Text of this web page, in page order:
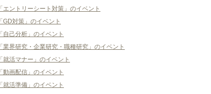
「エントリーシート対策」のイベント
「GD対策」のイベント
「自己分析」のイベント
「業界研究・企業研究・職種研究」のイベント
「就活マナー」のイベント
「動画配信」のイベント
「就活準備」のイベント